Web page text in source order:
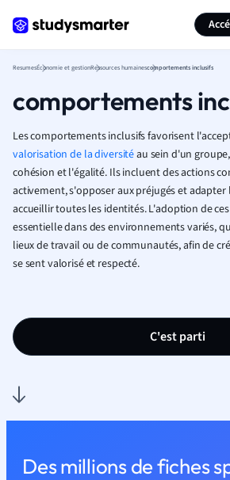
ResumesÉconomie et gestionRessources humainescomportements inclusifs
comportements
Les comportements inclusifs favorisent
valorisation de la diversitéau sein d'un
cohésion et l'égalité. Ils incluent des actions
activement, s'opposer aux préjugés et
accueillir toutes les identités. L'adoption de
essentielle dans des environnements variés,
lieux de travail ou de communautés, afin de
se sent valorisé et respecté.
C'est parti
Des millions de fiches